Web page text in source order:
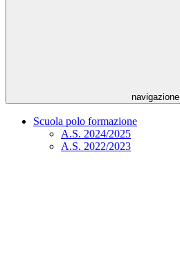
navigazione
Scuola polo formazione
A.S. 2024/2025
A.S. 2022/2023